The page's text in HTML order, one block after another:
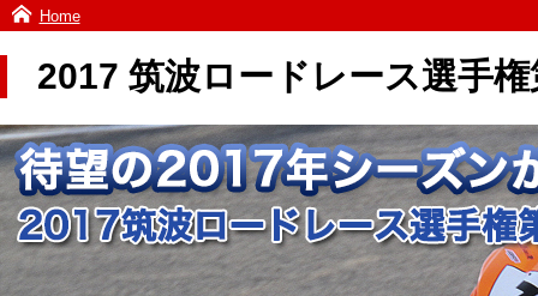
Home
2017 筑波ロードレース選手